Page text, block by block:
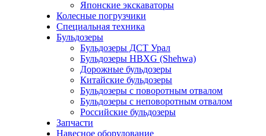
Японские экскаваторы
Колесные погрузчики
Специальная техника
Бульдозеры
Бульдозеры ДСТ Урал
Бульдозеры HBXG (Shehwa)
Дорожные бульдозеры
Китайские бульдозеры
Бульдозеры с поворотным отвалом
Бульдозеры с неповоротным отвалом
Российские бульдозеры
Запчасти
Навесное оборудование